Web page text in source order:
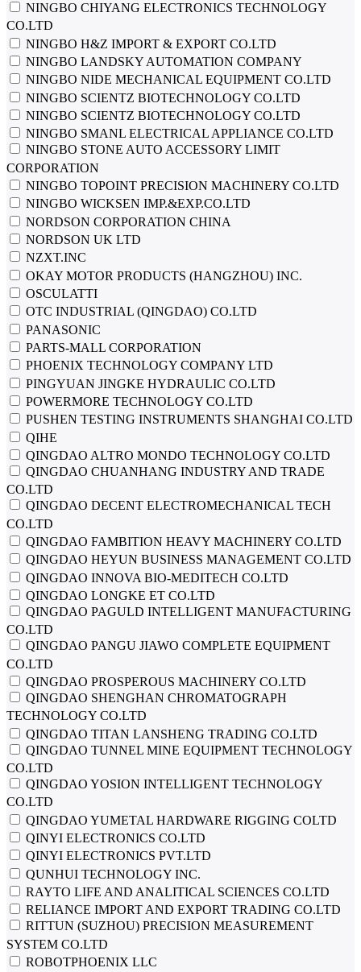
NINGBO CHIYANG ELECTRONICS TECHNOLOGY
CO.LTD
NINGBO H&Z IMPORT & EXPORT CO.LTD
NINGBO LANDSKY AUTOMATION COMPANY
NINGBO NIDE MECHANICAL EQUIPMENT CO.LTD
NINGBO SCIENTZ BIOTECHNOLOGY CO.LTD
NINGBO SCIENTZ BIOTECHNOLOGY СО.LTD
NINGBO SMANL ELECTRICAL APPLIANCE CO.LTD
NINGBO STONE AUTO ACCESSORY LIMIT
CORPORATION
NINGBO TOPOINT PRECISION MACHINERY CO.LTD
NINGBO WICKSEN IMP.&EXP.CO.LTD
NORDSON CORPORATION CHINA
NORDSON UK LTD
NZXT.INC
OKAY MOTOR PRODUCTS (HANGZHOU) INC.
OSCULATTI
OTC INDUSTRIAL (QINGDAO) CO.LTD
PANASONIC
PARTS-MALL CORPORATION
PHOENIX TECHNOLOGY COMPANY LTD
PINGYUAN JINGKE HYDRAULIC CO.LTD
POWERMORE TECHNOLOGY CO.LTD
PUSHEN TESTING INSTRUMENTS SHANGHAI CO.LTD
QIHE
QINGDAO ALTRO MONDO TECHNOLOGY CO.LTD
QINGDAO CHUANHANG INDUSTRY AND TRADE
CO.LTD
QINGDAO DECENT ELECTROMECHANICAL TECH
CO.LTD
QINGDAO FAMBITION HEAVY MACHINERY CO.LTD
QINGDAO HEYUN BUSINESS MANAGEMENT CO.LTD
QINGDAO INNOVA BIO-MEDITECH CO.LTD
QINGDAO LONGKE ET CO.LTD
QINGDAO PAGULD INTELLIGENT MANUFACTURING
CO.LTD
QINGDAO PANGU JIAWO COMPLETE EQUIPMENT
CO.LTD
QINGDAO PROSPEROUS MACHINERY CO.LTD
QINGDAO SHENGHAN CHROMATOGRAPH
TECHNOLOGY CO.LTD
QINGDAO TITAN LANSHENG TRADING CO.LTD
QINGDAO TUNNEL MINE EQUIPMENT TECHNOLOGY
CO.LTD
QINGDAO YOSION INTELLIGENT TECHNOLOGY
CO.LTD
QINGDAO YUMETAL HARDWARE RIGGING COLTD
QINYI ELECTRONICS CO.LTD
QINYI ELECTRONICS PVT.LTD
QUNHUI TECHNOLOGY INC.
RAYTO LIFE AND ANALITICAL SCIENCES CO.LTD
RELIANCE IMPORT AND EXPORT TRADING CO.LTD
RITTUN (SUZHOU) PRECISION MEASUREMENT
SYSTEM CO.LTD
ROBOTPHOENIX LLC